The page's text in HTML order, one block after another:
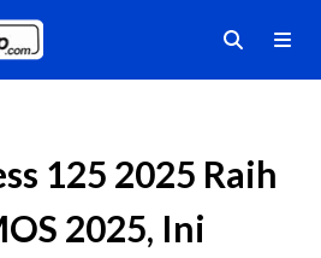
125 2025 Raih
2025, Ini